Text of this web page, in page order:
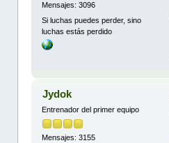
Mensajes: 3096
Si luchas puedes perder, sino
luchas estás perdido
Jydok
Entrenador del primer equipo
Mensajes: 3155